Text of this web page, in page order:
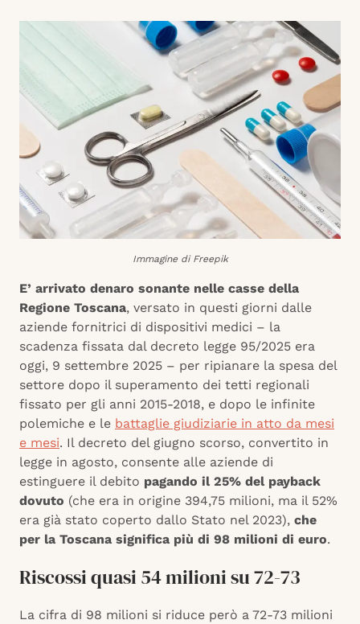
Immagine di Freepik
E’ arrivato denaro sonante nelle casse della
Regione Toscana, versato in questi giorni dalle
aziende fornitrici di dispositivi medici – la
scadenza fissata dal decreto legge 95/2025 era
oggi, 9 settembre 2025 – per ripianare la spesa del
settore dopo il superamento dei tetti regionali
fissato per gli anni 2015-2018, e dopo le infinite
polemiche e le battaglie giudiziarie in atto da mesi
e mesi. Il decreto del giugno scorso, convertito in
legge in agosto, consente alle aziende di
estinguere il debito pagando il 25% del payback
dovuto (che era in origine 394,75 milioni, ma il 52%
era già stato coperto dallo Stato nel 2023), che
per la Toscana significa più di 98 milioni di euro.
Riscossi quasi 54 milioni su 72-73
La cifra di 98 milioni si riduce però a 72-73 milioni